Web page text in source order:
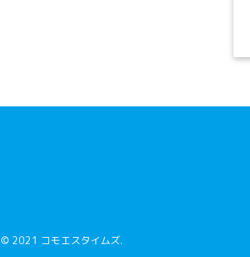
© 2021 コモエスタイムズ.